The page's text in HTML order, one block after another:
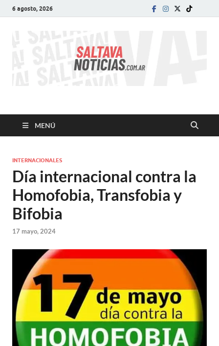
6 agosto, 2026
SALTA VA!
MENÚ
INTERNACIONALES
Día internacional contra la
Homofobia, Transfobia y
Bifobia
17 mayo, 2024